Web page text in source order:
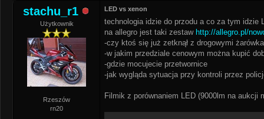
stachu_r1
Użytkownik
Rzeszów
rn20
LED vs xenon
technologia idzie do przodu a co za tym idzie
na allegro jest taki zestaw http://allegro.pl/
-czy ktoś się już zetknął z drogowymi
-w jakim przedziale cenowym można kupić
-gdzie mocujecie przetwornice
-jak wygląda sytuacja przy kontroli przez
Filmik z porównaniem LED (9000lm na aukcji